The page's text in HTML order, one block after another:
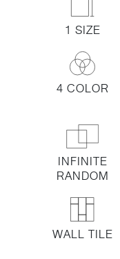
1 SIZE
4 COLOR
INFINITE
RANDOM
WALL TILE